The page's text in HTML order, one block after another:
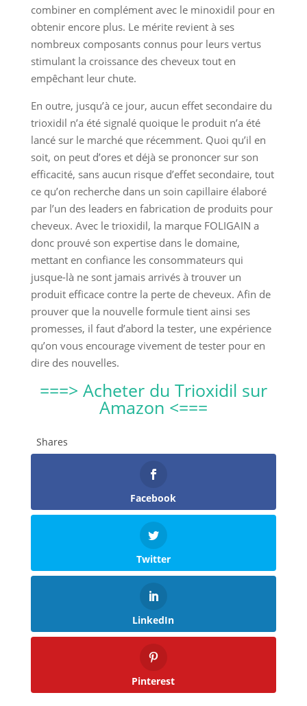
combiner en complément avec le minoxidil pour en
obtenir encore plus. Le mérite revient à ses
nombreux composants connus pour leurs vertus
stimulant la croissance des cheveux tout en
empêchant leur chute.
En outre, jusqu’à ce jour, aucun effet secondaire du
trioxidil n’a été signalé quoique le produit n’a été
lancé sur le marché que récemment. Quoi qu’il en
soit, on peut d’ores et déjà se prononcer sur son
efficacité, sans aucun risque d’effet secondaire, tout
ce qu’on recherche dans un soin capillaire élaboré
par l’un des leaders en fabrication de produits pour
cheveux. Avec le trioxidil, la marque FOLIGAIN a
donc prouvé son expertise dans le domaine,
mettant en confiance les consommateurs qui
jusque-là ne sont jamais arrivés à trouver un
produit efficace contre la perte de cheveux. Afin de
prouver que la nouvelle formule tient ainsi ses
promesses, il faut d’abord la tester, une expérience
qu’on vous encourage vivement de tester pour en
dire des nouvelles.
===> Acheter du Trioxidil sur
Amazon <===
Shares
Facebook
Twitter
LinkedIn
Pinterest